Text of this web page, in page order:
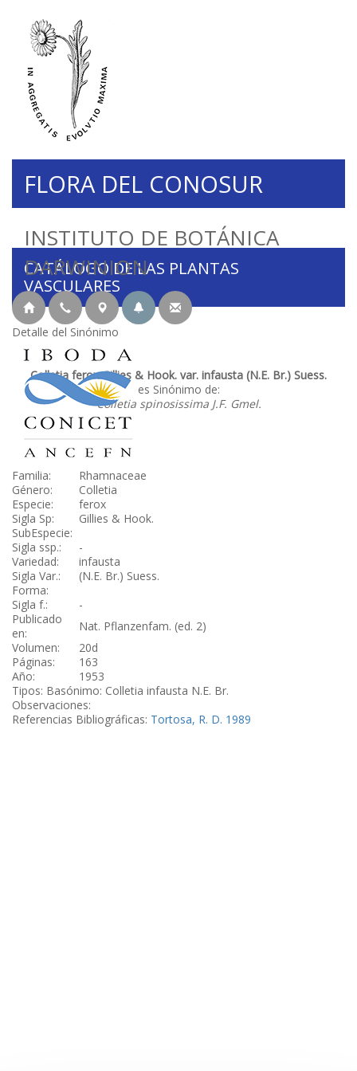
INSTITUTO DE BOTÁNICA
DARWINION
FLORA DEL CONOSUR
CATÁLOGO DE LAS PLANTAS
VASCULARES
Detalle del Sinónimo
Colletia ferox Gillies & Hook. var. infausta (N.E. Br.) Suess.
es Sinónimo de:
Colletia spinosissima J.F. Gmel.
Familia:
Rhamnaceae
Género:
Colletia
Especie:
ferox
Sigla Sp:
Gillies & Hook.
SubEspecie:
Sigla ssp.:
-
Variedad:
infausta
Sigla Var.:
(N.E. Br.) Suess.
Forma:
Sigla f.:
-
Publicado
en:
Nat. Pflanzenfam. (ed. 2)
Volumen:
20d
Páginas:
163
Año:
1953
Tipos: Basónimo: Colletia infausta N.E. Br.
Observaciones:
Referencias Bibliográficas: Tortosa, R. D. 1989